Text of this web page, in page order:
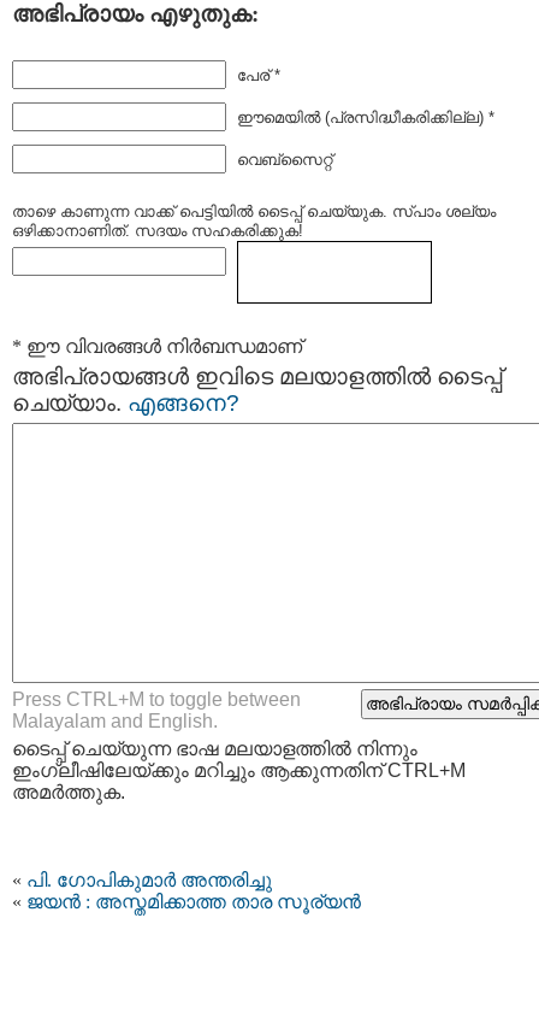
അഭിപ്രായം എഴുതുക:
പേര് *
ഈമെയില്‍ (പ്രസിദ്ധീകരിക്കില്ല) *
വെബ്സൈറ്റ്
താഴെ കാണുന്ന വാക്ക് പെട്ടിയില്‍ ടൈപ്പ്‌ ചെയ്യുക. സ്പാം ശല്യം
ഒഴിക്കാനാണിത്. സദയം സഹകരിക്കുക!
* ഈ വിവരങ്ങള്‍ നിര്‍ബന്ധമാണ്
അഭിപ്രായങ്ങള്‍ ഇവിടെ മലയാളത്തില്‍ ടൈപ്പ്
ചെയ്യാം. എങ്ങനെ?
Press CTRL+M to toggle between
Malayalam and English.
ടൈപ്പ്‌ ചെയ്യുന്ന ഭാഷ മലയാളത്തില്‍ നിന്നും
ഇംഗ്ലീഷിലേയ്ക്കും മറിച്ചും ആക്കുന്നതിന് CTRL+M
അമര്‍ത്തുക.
« പി. ഗോപികുമാർ അന്തരിച്ചു
« ജയൻ : അസ്തമിക്കാത്ത താര സൂര്യൻ